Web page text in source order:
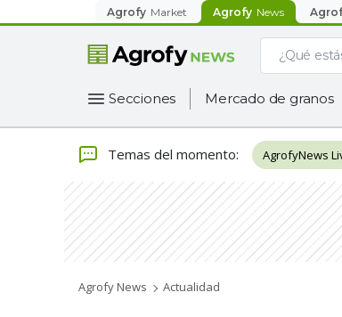
Agrofy Market Agrofy News
Secciones Mercado de granos
Temas del momento: AgrofyNews
Agrofy News Actualidad